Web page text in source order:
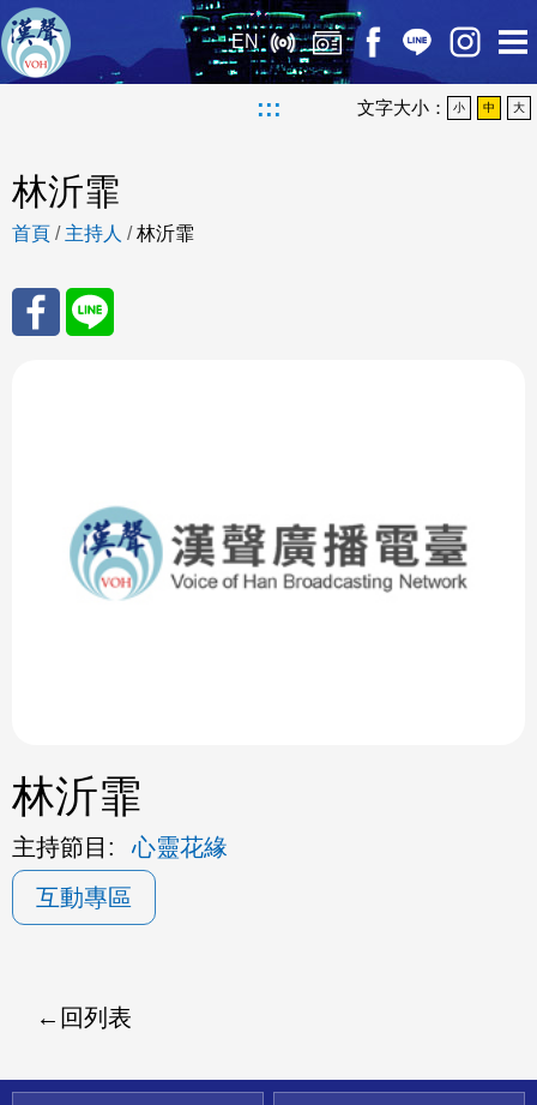
EN
::: 文字大小： 小 中 大
林沂霏
首頁 / 主持人 /林沂霏
林沂霏
主持節目:
心靈花緣
互動專區
回列表